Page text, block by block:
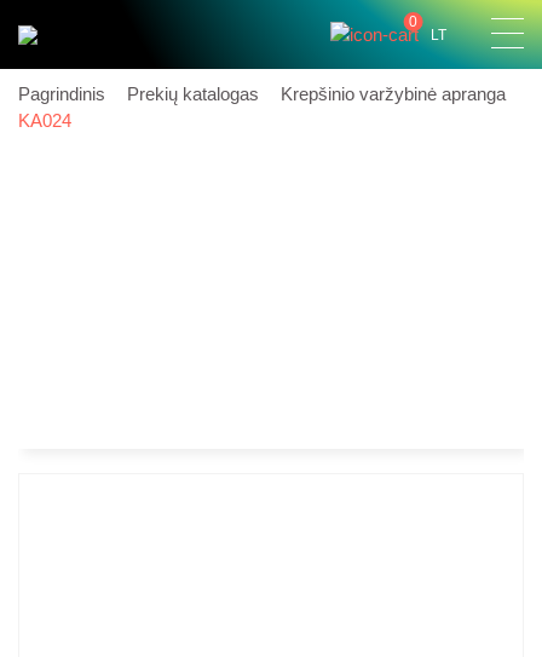
0
LT
Pagrindinis Prekių katalogas
Krepšinio varžybinė apranga
KA024